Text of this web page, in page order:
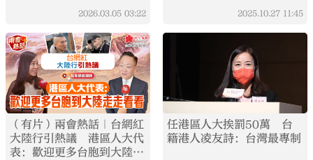
2026.03.05 03:22 2025.10.27 11:45
（有片）兩會熱話｜台網紅
大陸行引熱議 港區人大代
表：歡迎更多台胞到大陸走
任港區人大挨罰50萬 台
籍港人凌友詩：台灣最專制